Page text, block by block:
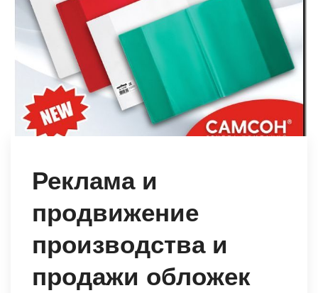
Реклама и
продвижение
производства и
продажи обложек